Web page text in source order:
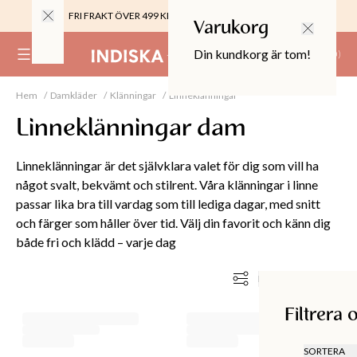
FRI FRAKT ÖVER 499 KR |
PANTS
0)
Varukorg
Din kundkorg är tom!
Hem Damkläder Klänningar Linneklänningar
Linneklänningar dam
Linneklänningar är det självklara valet för dig som vill ha
något svalt, bekvämt och stilrent. Våra klänningar i linne
passar lika bra till vardag som till lediga dagar, med snitt
och färger som håller över tid. Välj din favorit och känn dig
både fri och klädd – varje dag
Filtrera
SORTERA
Filtrera och sortera